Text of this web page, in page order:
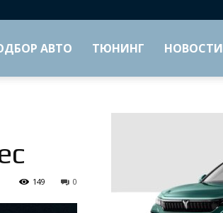
АВТО ТЮНИНГ НОВОСТИ
0
149